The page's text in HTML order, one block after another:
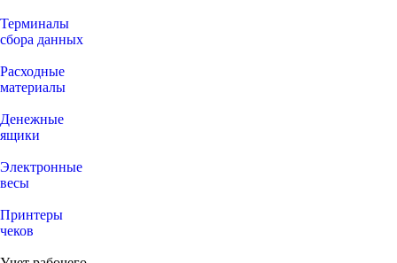
Терминалы
сбора данных
Расходные
материалы
Денежные
ящики
Электронные
весы
Принтеры
чеков